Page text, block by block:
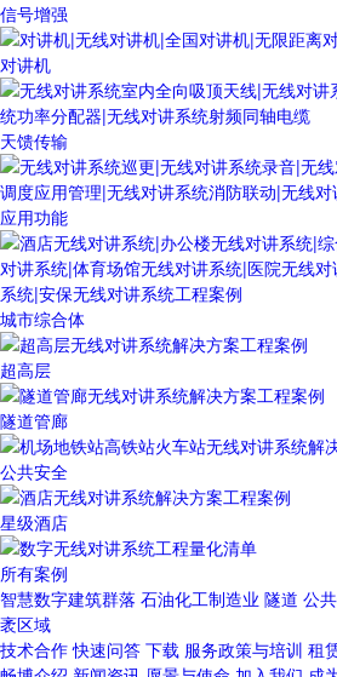
信号增强
对讲机
天馈传输
应用功能
城市综合体
超高层
隧道管廊
公共安全
星级酒店
所有案例
智慧数字建筑群落 石油化工制造业 隧道 公
袤区域
技术合作 快速问答 下载 服务政策与培训 租